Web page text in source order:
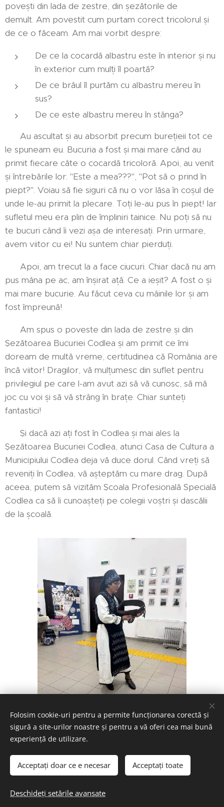
povești din lada de zestre, din șezătorile de
demult. Am povestit cum purtam corect tricolorul și
de ce o făceam. Am mai vorbit despre:
De ce la cocardă albastru este în interior și nu
în exterior cum mulți îl poartă?
De ce brâul îl purtăm cu albastru mereu în
sus?
De ce este albastru mereu în stânga?
Au ascultat și au absorbit precum burețieii tot ce
le spuneam eu. Bucuria a fost și mai mare când au
primit fiecare câte o cocardă tricoloră. Apoi, au venit
și întrebările lor: "Este a mea???", "Pot să o prind în
piept?". Voiau să fie siguri că nu o vor lăsa în coșul de
unde le-au primit la plecare. Toți le-au pus în piept! Iar
sufletul meu era plin de împliniri tainice. Nu poți să nu
te bucuri când îi vezi așa de interesați. Prin urmare,
avem viitor cu ei! Nu suntem chiar pierduți.
Apoi, am trecut la a face ciucuri. Chiar dacă nu am
pus mâna pe ac, am înșirat ață. Ce a ieșit? A fost o și
mai mare bucurie. Au făcut ceva cu mâinile lor și am
fost împreună!
Am spus o poveste din lada de zestre și din
Șezătoarea Bucuriei Codlea și am primit ce îmi
doream de multă vreme, certitudinea că România are
încă viitor! Dragilor, vă mulțumesc din suflet pentru
privilegiul pe care l-am avut azi să vă cunosc, să mă
joc cu voi și să vă strâng în brațe. Chiar sunteți
fantastici!
Și dacă azi ați fost în Codlea și mai ales la
Șezătoarea Bucuriei Codlea, atunci Casa de Cultura a
Municipiului Codlea deja vă duce dorul. Când vreți să
reveniți în Codlea, vă așteptăm cu mare drag. După
aceea, putem să vizităm Școala Profesională Specială
Codlea ca să îi cunoașteți pe colegii voștri și dascălii
de la școală.
Toate drepturile rezervate © Liceul Tehnologic Special Codlea
Creat cuWebnode
Folosim cookie-uri pentru a permite funcționarea corectă și
sigură a site-urilor noastre și pentru a vă oferi cea mai bună
experiență de utilizare.
Acceptați doar ce e necesar Acceptați toate
Deschideți setările avansate